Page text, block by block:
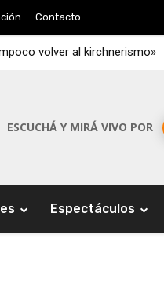
Contacto
volver al kirchnerismo»
ESCUCHÁ Y MIRÁ VIVO POR
Espectáculos